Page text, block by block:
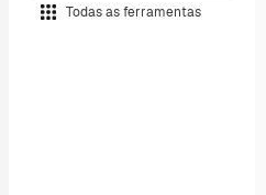
Todas as ferramentas